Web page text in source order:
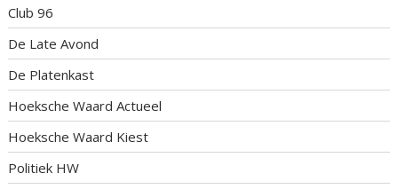
Club 96
De Late Avond
De Platenkast
Hoeksche Waard Actueel
Hoeksche Waard Kiest
Politiek HW